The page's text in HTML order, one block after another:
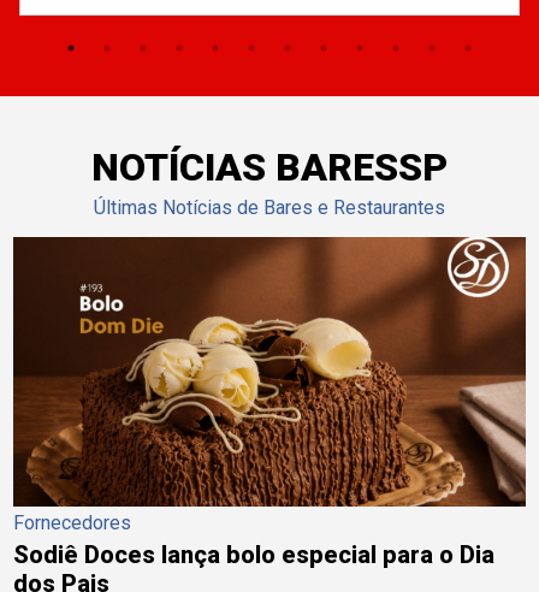
NOTÍCIAS BARESSP
Últimas Notícias de Bares e Restaurantes
Fornecedores
Sodiê Doces lança bolo especial para o Dia
dos Pais